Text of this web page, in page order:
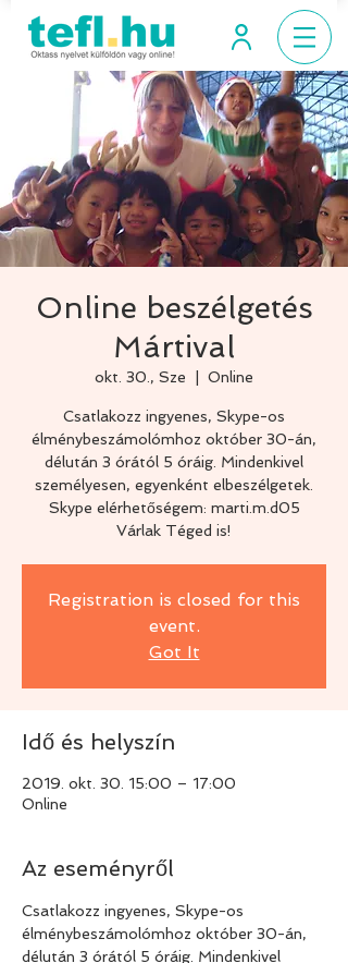
Online beszélgetés
Mártival
okt. 30., Sze Online
Csatlakozz ingyenes, Skype-os
élménybeszámolómhoz október 30-án,
délután 3 órától 5 óráig. Mindenkivel
személyesen, egyenként elbeszélgetek.
Skype elérhetőségem: marti.m.d05
Várlak Téged is!
Registration is closed for this
event.
Got It
Idő és helyszín
2019. okt. 30. 15:00 – 17:00
Online
Az eseményről
Csatlakozz ingyenes, Skype-os
élménybeszámolómhoz október 30-án,
délután 3 órától 5 óráig. Mindenkivel